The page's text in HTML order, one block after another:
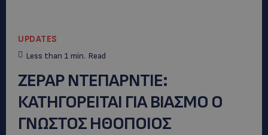
UPDATES
Less than 1 min. Read
ΖΕΡΑΡ ΝΤΕΠΑΡΝΤΙΕ:
ΚΑΤΗΓΟΡΕΙΤΑΙ ΓΙΑ ΒΙΑΣΜΟ Ο
ΓΝΩΣΤΟΣ ΗΘΟΠΟΙΟΣ